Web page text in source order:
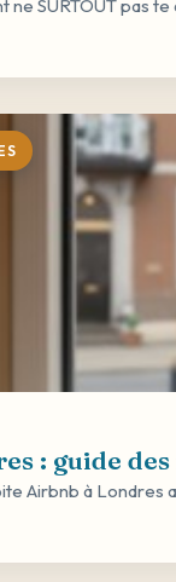
SURTOUT pas
: guide
Airbnb à